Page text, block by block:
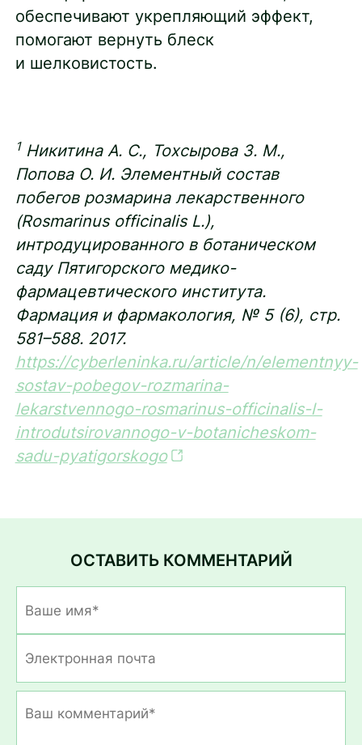
обеспечивают укрепляющий эффект,
помогают вернуть блеск
и шелковистость.
1Никитина А. С., Тохсырова З. М.,
Попова О. И. Элементный состав
побегов розмарина лекарственного
(Rosmarinus officinalis L.),
интродуцированного в ботаническом
саду Пятигорского медико-
фармацевтического института.
Фармация и фармакология, № 5 (6), стр.
581–588. 2017.
https://cyberleninka.ru/article/n/elementnyy-
sostav-pobegov-rozmarina-
lekarstvennogo-rosmarinus-officinalis-l-
introdutsirovannogo-v-botanicheskom-
sadu-pyatigorskogo
ОСТАВИТЬ КОММЕНТАРИЙ